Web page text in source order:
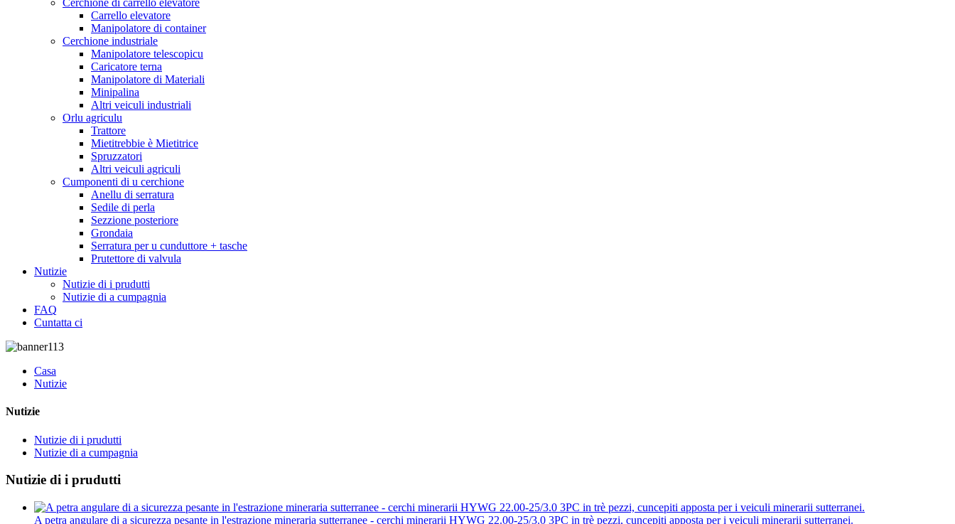
Cerchione di carrello elevatore
Carrello elevatore
Manipolatore di container
Cerchione industriale
Manipolatore telescopicu
Caricatore terna
Manipolatore di Materiali
Minipalina
Altri veiculi industriali
Orlu agriculu
Trattore
Mietitrebbie è Mietitrice
Spruzzatori
Altri veiculi agriculi
Cumponenti di u cerchione
Anellu di serratura
Sedile di perla
Sezzione posteriore
Grondaia
Serratura per u cunduttore + tasche
Prutettore di valvula
Nutizie
Nutizie di i prudutti
Nutizie di a cumpagnia
FAQ
Cuntatta ci
Casa
Nutizie
Nutizie
Nutizie di i prudutti
Nutizie di a cumpagnia
Nutizie di i prudutti
A petra angulare di a sicurezza pesante in l'estrazione mineraria sutterranee - cerchi minerarii HYWG 22.00-25/3.0 3PC in trè pezzi, cuncepiti apposta per i veiculi minerarii sutterranei.